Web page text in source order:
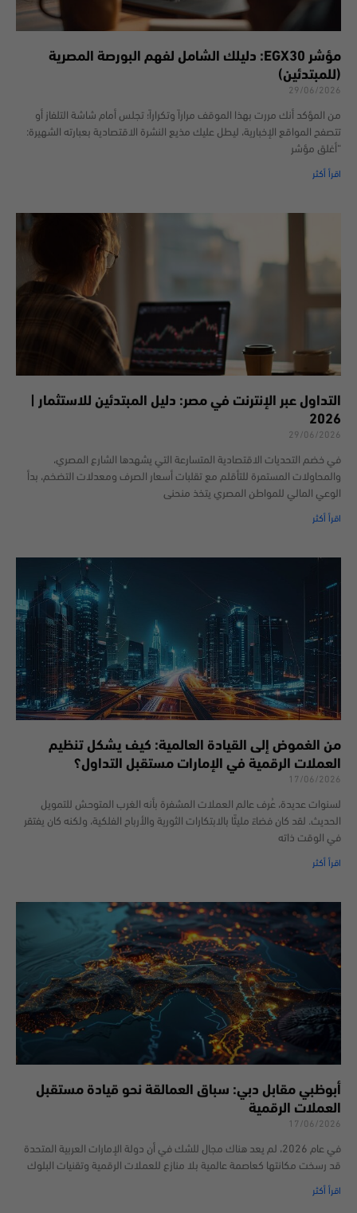
مؤشر EGX30: دليلك الشامل لفهم البورصة المصرية
(للمبتدئين)
29/06/2026
من المؤكد أنك مررت بهذا الموقف مراراً وتكراراً؛ تجلس أمام شاشة التلفاز أو
تتصفح المواقع الإخبارية، ليطل عليك مذيع النشرة الاقتصادية بعبارته الشهيرة:
“أغلق مؤشر
اقرأ أكثر
التداول عبر الإنترنت في مصر: دليل المبتدئين للاستثمار |
2026
29/06/2026
في خضم التحديات الاقتصادية المتسارعة التي يشهدها الشارع المصري،
والمحاولات المستمرة للتأقلم مع تقلبات أسعار الصرف ومعدلات التضخم، بدأ
الوعي المالي للمواطن المصري يتخذ منحنى
اقرأ أكثر
من الغموض إلى القيادة العالمية: كيف يشكل تنظيم
العملات الرقمية في الإمارات مستقبل التداول؟
17/06/2026
لسنوات عديدة، عُرف عالم العملات المشفرة بأنه الغرب المتوحش للتمويل
الحديث. لقد كان فضاءً مليئًا بالابتكارات الثورية والأرباح الفلكية، ولكنه كان يفتقر
في الوقت ذاته
اقرأ أكثر
أبوظبي مقابل دبي: سباق العمالقة نحو قيادة مستقبل
العملات الرقمية
17/06/2026
في عام 2026، لم يعد هناك مجال للشك في أن دولة الإمارات العربية المتحدة
قد رسخت مكانتها كعاصمة عالمية بلا منازع للعملات الرقمية وتقنيات البلوك
اقرأ أكثر